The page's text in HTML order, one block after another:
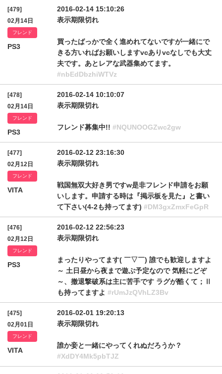
[479]
02月14日
フレンド
PS3
2016-02-14 15:10:26
表示期限切れ
買ったばっかで全く進めれてないですが一緒にで
きる方いればお願いしますvcありvcなしでも大丈
夫です。あとレアな武器集めてます。
#nbEdDbzhiWTVz
[478]
02月14日
フレンド
PS3
2016-02-14 10:10:07
表示期限切れ
フレンド募集中!! #NQUNOOGZwc2gw
[477]
02月12日
フレンド
VITA
2016-02-12 23:16:30
表示期限切れ
戦国無双大好き男ですw是非フレンド申請をお願
いします。申請する時は『掲示板を見た』と書い
て下さい(4-2も持ってます) #DM3gxZmxFeGpR
[476]
02月12日
フレンド
PS3
2016-02-12 22:56:23
表示期限切れ
まったりやってます( ￣▽￣) 誰でも歓迎しますよ
～ 土日昼から夜まで遊ぶ予定なので 気軽にどぞ
～、撤退撃破系は主に苦手です ラグが酷くて；Ⅱ
も持ってますよ #rUmJzQVhLZ3Bv
[475]
02月01日
フレンド
VITA
2016-02-01 19:20:13
表示期限切れ
誰か妾と一緒にやってくれぬだろうか？
#XdDY4Mk5pbTJZ